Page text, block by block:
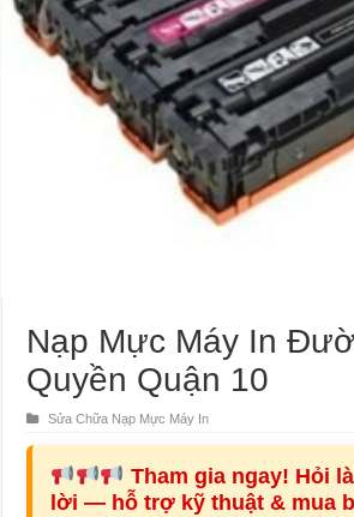
Nạp Mực Máy In
Quyền Quận 10
Sửa Chữa Nạp Mực Máy In
Tham gia ngay! Hỏi
lời — hỗ trợ kỹ thuật & mua